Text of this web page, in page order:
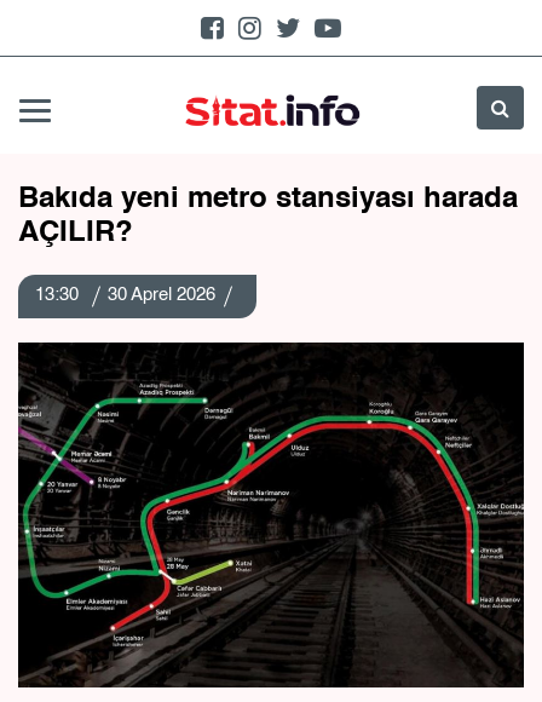
Bakıda yeni metro stansiyası harada
AÇILIR?
13:30 30 Aprel 2026